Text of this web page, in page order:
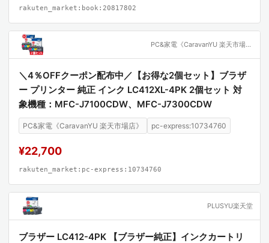
rakuten_market:book:20817802
PC&家電《CaravanYU 楽天市場店》
＼4％OFFクーポン配布中／【お得な2個セット】ブラザ
ー プリンター 純正 インク LC412XL-4PK 2個セット 対
象機種：MFC-J7100CDW、MFC-J7300CDW
PC&家電《CaravanYU 楽天市場店》 pc-express:10734760
¥22,700
rakuten_market:pc-express:10734760
PLUSYU楽天堂
ブラザー LC412-4PK 【ブラザー純正】インクカートリ